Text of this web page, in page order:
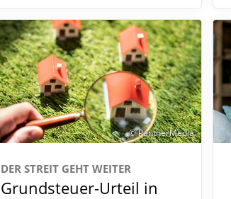
© PantherMedia
DER STREIT GEHT WEITER
Grundsteuer-Urteil in